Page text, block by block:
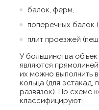
балок, ферм,
поперечных балок
плит проезжей
У большинства
являются
их можно выполнить
кольца (для
развязок). По схеме
классифицируют: